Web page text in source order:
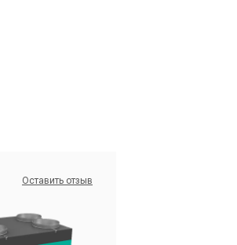
Оставить отзыв